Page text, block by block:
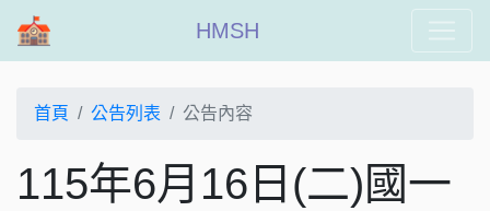
HMSH
首頁 公告列表 公告內容
115年6月16日(二)國一